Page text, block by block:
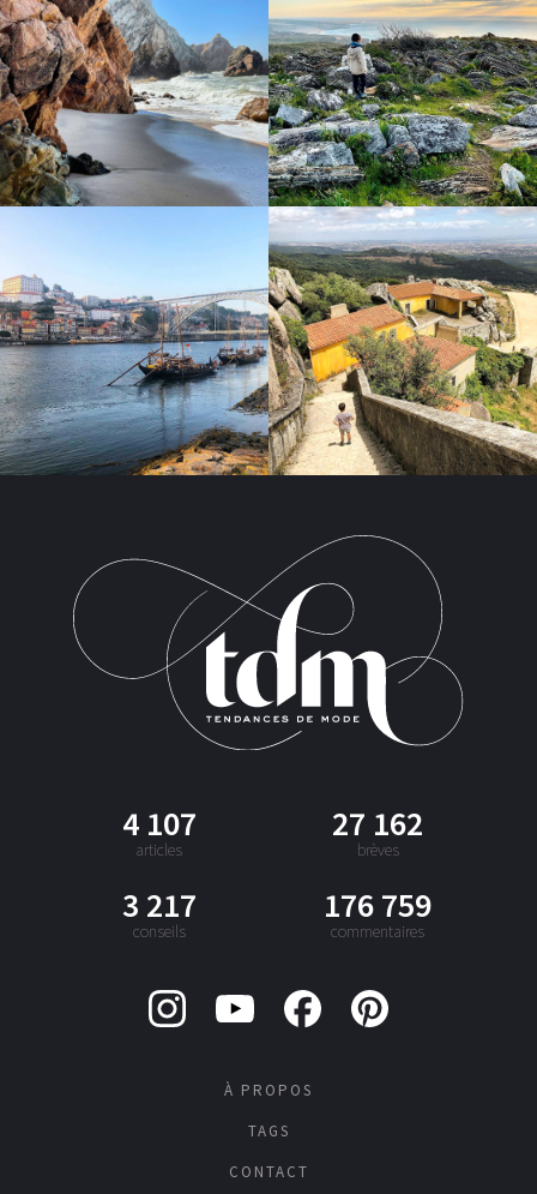
4 107
articles
27 162
brèves
3 217
conseils
176 759
commentaires
À PROPOS
TAGS
CONTACT